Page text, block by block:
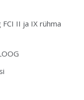
II ja IX rühma